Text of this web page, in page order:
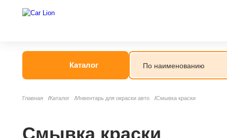
Каталог
Главная Каталог Инвентарь для окраски авто Смывка краски
Смывка краски